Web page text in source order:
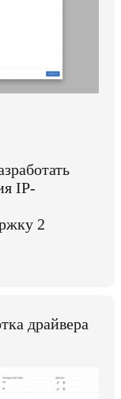
IP-
2
драйвера